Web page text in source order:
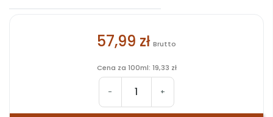
57,99 zł Brutto
Cena za 100ml: 19,33 zł
- +